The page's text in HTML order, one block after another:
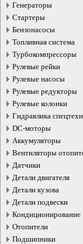
Генераторы
Стартеры
Бензонасосы
Топливная система
Турбокомпрессоры
Рулевые рейки
Рулевые насосы
Рулевые редукторы
Рулевые колонки
Гидравлика
DC-моторы
Аккумуляторы
Вентиляторы
Датчики
Детали двигателя
Детали кузова
Детали подвески
Кондиционирование
Отопители
Подшипники